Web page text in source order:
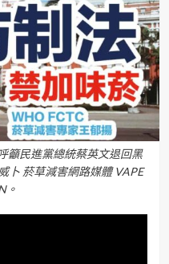
籲民進黨總統蔡英文退回黑
卜 菸草減害網路媒體 VAPE
。